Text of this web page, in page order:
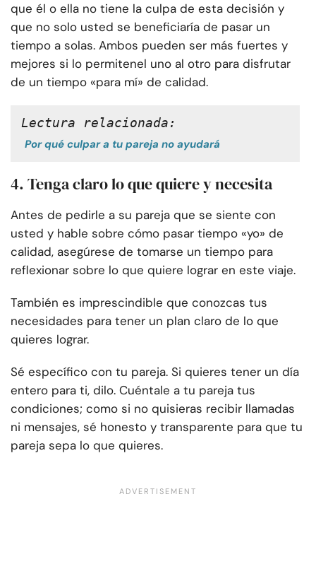
que él o ella no tiene la culpa de esta decisión y
que no solo usted se beneficiaría de pasar un
tiempo a solas. Ambos pueden ser más fuertes y
mejores si lo permitenel uno al otro para disfrutar
de un tiempo «para mí» de calidad.
Lectura relacionada:
Por qué culpar a tu pareja no ayudará
4. Tenga claro lo que quiere y necesita
Antes de pedirle a su pareja que se siente con
usted y hable sobre cómo pasar tiempo «yo» de
calidad, asegúrese de tomarse un tiempo para
reflexionar sobre lo que quiere lograr en este viaje.
También es imprescindible que conozcas tus
necesidades para tener un plan claro de lo que
quieres lograr.
Sé específico con tu pareja. Si quieres tener un día
entero para ti, dilo. Cuéntale a tu pareja tus
condiciones; como si no quisieras recibir llamadas
ni mensajes, sé honesto y transparente para que tu
pareja sepa lo que quieres.